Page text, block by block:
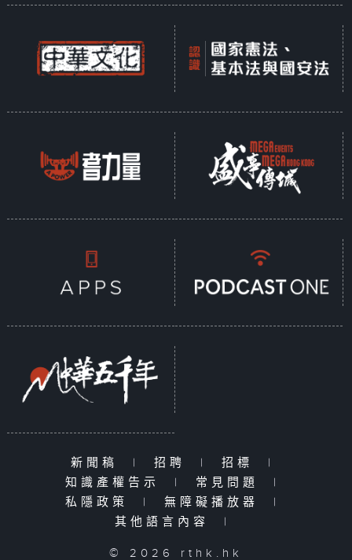
新聞稿 | 招聘 | 招標
|
知識產權告示
| 常見問題
|
私隱政策
| 無障礙播放器
|
其他語言內容
|
© 2026 rthk.hk